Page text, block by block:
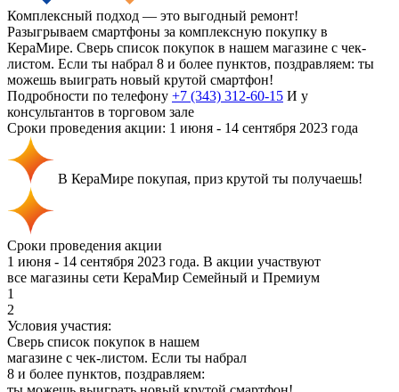
Комплексный подход — это выгодный ремонт!
Разыгрываем смартфоны за комплексную покупку в
КераМире. Сверь список покупок в нашем магазине с чек-
листом. Если ты набрал 8 и более пунктов, поздравляем: ты
можешь выиграть новый крутой смартфон!
Подробности по телефону +7 (343) 312-60-15 И у
консультантов в торговом зале
Сроки проведения акции: 1 июня - 14 сентября 2023 года
В КераМире покупая, приз крутой ты получаешь!
Сроки проведения акции
1 июня - 14 сентября 2023 года. В акции участвуют
все магазины сети КераМир Семейный и Премиум
1
2
Условия участия:
Сверь список покупок в нашем
магазине с чек-листом. Если ты набрал
8 и более пунктов, поздравляем: